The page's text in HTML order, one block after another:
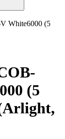
White6000 (5
(5